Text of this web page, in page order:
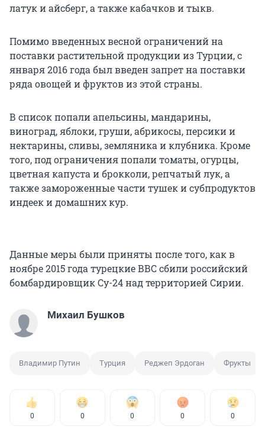
латук и айсберг, а также кабачков и тыкв.
Помимо введенных весной ограничений на
поставки растительной продукции из Турции, с
января 2016 года был введен запрет на поставки
ряда овощей и фруктов из этой страны.
В список попали апельсины, мандарины,
виноград, яблоки, груши, абрикосы, персики и
нектарины, сливы, земляника и клубника. Кроме
того, под ограничения попали томаты, огурцы,
цветная капуста и брокколи, репчатый лук, а
также замороженные части тушек и субпродуктов
индеек и домашних кур.
Данные меры были приняты после того, как в
ноябре 2015 года турецкие ВВС сбили российский
бомбардировщик Су-24 над территорией Сирии.
Михаил Бушков
Владимир Путин Турция Реджеп Эрдоган Фрукты
0 0 0 0 0